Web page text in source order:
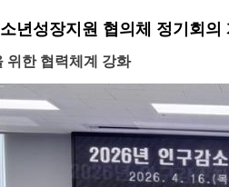
년성장지원 협의체 정기회의
위한 협력체계 강화